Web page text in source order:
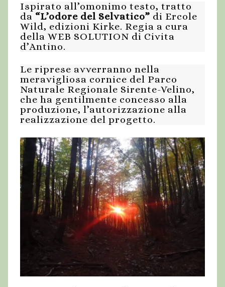
Ispirato all’omonimo testo, tratto
da “L’odore del Selvatico” di Ercole
Wild, edizioni Kirke. Regia a cura
della WEB SOLUTION di Civita
d’Antino.
Le riprese avverranno nella
meravigliosa cornice del Parco
Naturale Regionale Sirente-Velino,
che ha gentilmente concesso alla
produzione, l’autorizzazione alla
realizzazione del progetto.